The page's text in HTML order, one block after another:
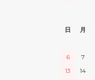
日
月
6
7
13
14